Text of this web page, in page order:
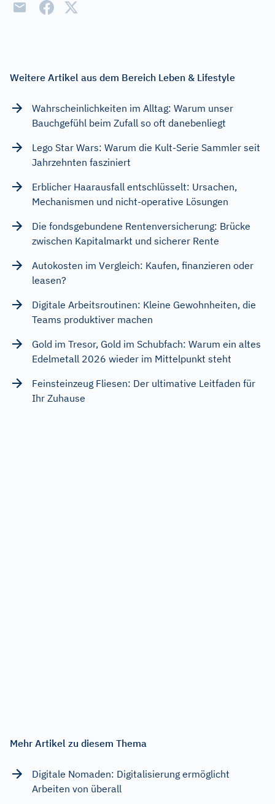
Weitere Artikel aus dem Bereich Leben & Lifestyle
Wahrscheinlichkeiten im Alltag: Warum unser
Bauchgefühl beim Zufall so oft danebenliegt
Lego Star Wars: Warum die Kult-Serie Sammler seit
Jahrzehnten fasziniert
Erblicher Haarausfall entschlüsselt: Ursachen,
Mechanismen und nicht-operative Lösungen
Die fondsgebundene Rentenversicherung: Brücke
zwischen Kapitalmarkt und sicherer Rente
Autokosten im Vergleich: Kaufen, finanzieren oder
leasen?
Digitale Arbeitsroutinen: Kleine Gewohnheiten, die
Teams produktiver machen
Gold im Tresor, Gold im Schubfach: Warum ein altes
Edelmetall 2026 wieder im Mittelpunkt steht
Feinsteinzeug Fliesen: Der ultimative Leitfaden für
Ihr Zuhause
Mehr Artikel zu diesem Thema
Digitale Nomaden: Digitalisierung ermöglicht
Arbeiten von überall